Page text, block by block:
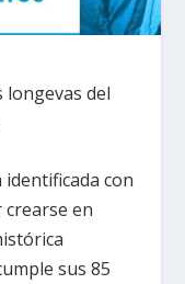
longevas del
identificada con
en
sus 85